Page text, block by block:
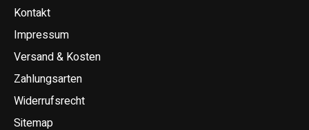
Kontakt
Impressum
Versand & Kosten
Zahlungsarten
Widerrufsrecht
Sitemap